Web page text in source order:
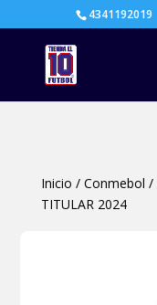
4341192019
Inicio / Conmebol /
TITULAR 2024